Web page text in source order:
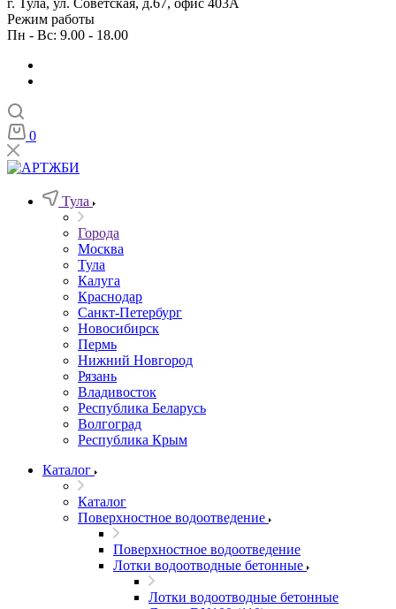
г. Тула, ул. Советская, д.67, офис 403А
Режим работы
Пн - Вс: 9.00 - 18.00
0
Тула
Города
Москва
Тула
Калуга
Краснодар
Санкт-Петербург
Новосибирск
Пермь
Нижний Новгород
Рязань
Владивосток
Республика Беларусь
Волгоград
Республика Крым
Каталог
Каталог
Поверхностное водоотведение
Поверхностное водоотведение
Лотки водоотводные бетонные
Лотки водоотводные бетонные